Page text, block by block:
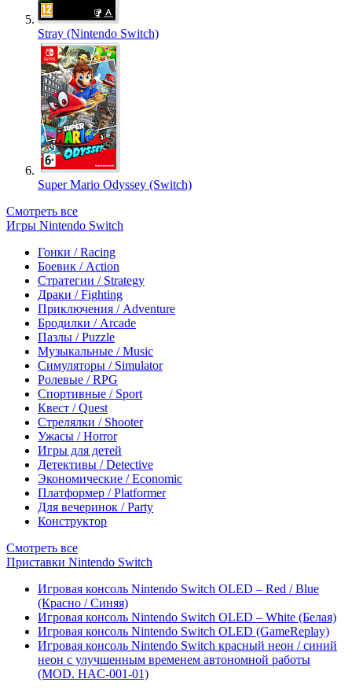
Stray (Nintendo Switch)
Super Mario Odyssey (Switch)
Смотреть все
Игры Nintendo Switch
Гонки / Racing
Боевик / Action
Стратегии / Strategy
Драки / Fighting
Приключения / Adventure
Бродилки / Arcade
Пазлы / Puzzle
Музыкальные / Music
Симуляторы / Simulator
Ролевые / RPG
Спортивные / Sport
Квест / Quest
Стрелялки / Shooter
Ужасы / Horror
Игры для детей
Детективы / Detective
Экономические / Economic
Платформер / Platformer
Для вечеринок / Party
Конструктор
Смотреть все
Приставки Nintendo Switch
Игровая консоль Nintendo Switch OLED – Red / Blue
(Красно / Синяя)
Игровая консоль Nintendo Switch OLED – White (Белая)
Игровая консоль Nintendo Switch OLED (GameReplay)
Игровая консоль Nintendo Switch красный неон / синий
неон с улучшенным временем автономной работы
(MOD. HAC-001-01)